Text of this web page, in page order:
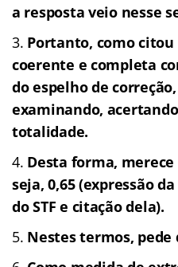
a resposta veio nesse
Portanto, como citou
coerente e completa
do espelho de
examinando,
totalidade.
Desta forma,
seja, 0,65 (expressão
do STF e citação dela).
Nestes termos,